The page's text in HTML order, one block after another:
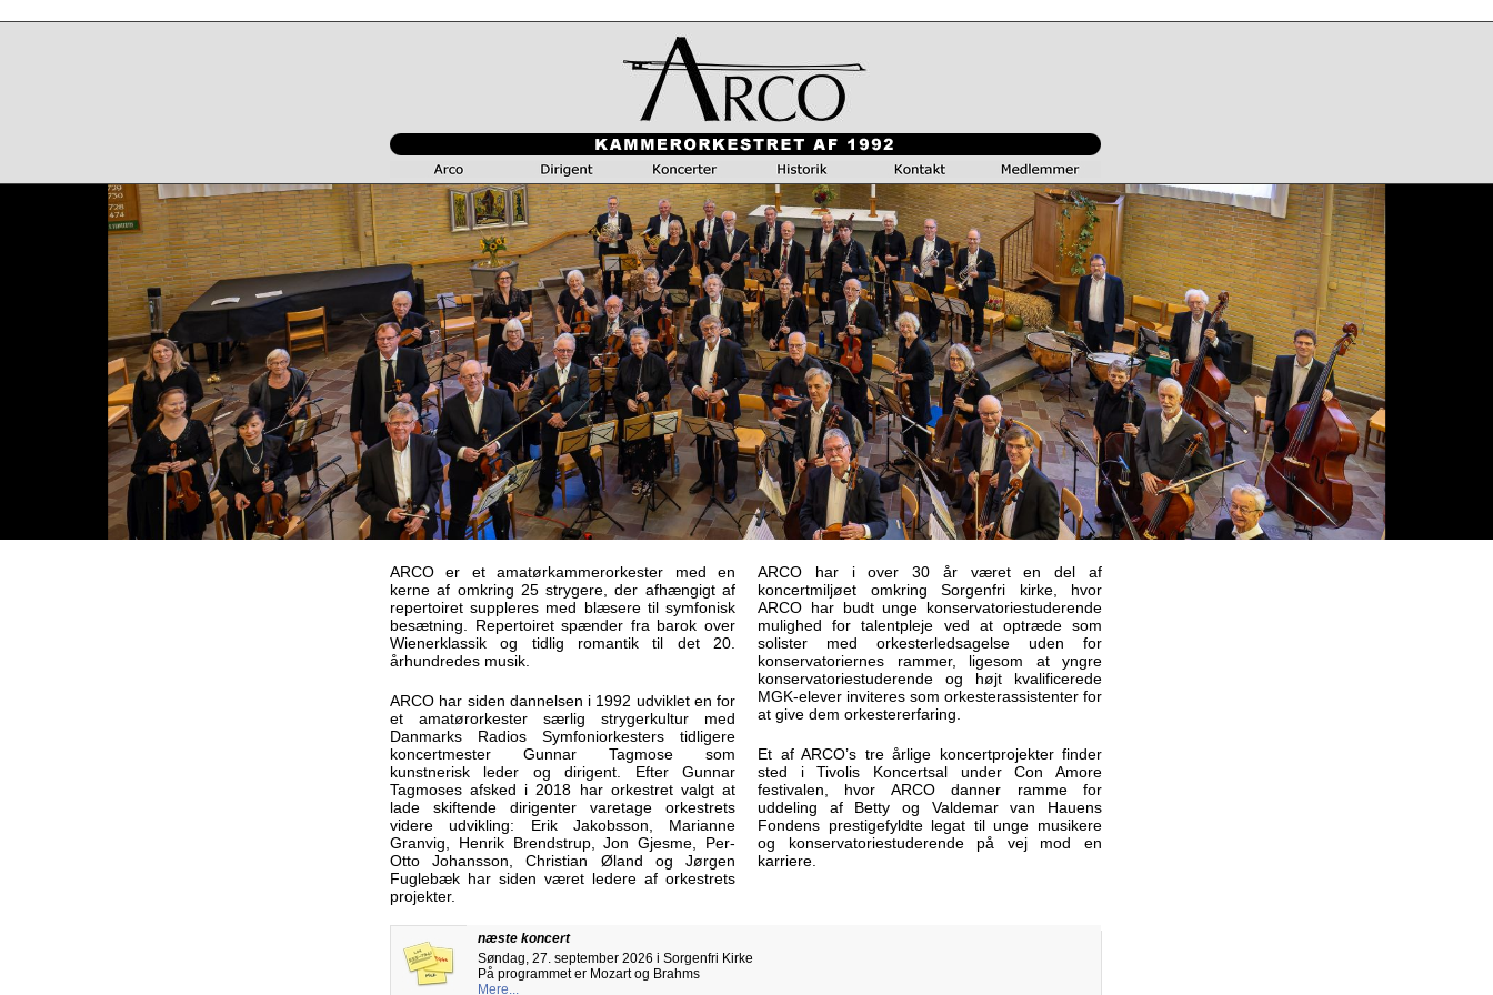
ARCO er et amatørkammerorkester med en
kerne af omkring 25 strygere, der afhængigt af
repertoiret suppleres med blæsere til symfonisk
besætning. Repertoiret spænder fra barok over
Wienerklassik og tidlig romantik til det 20.
århundredes musik.
ARCO har siden dannelsen i 1992 udviklet en for
et amatørorkester særlig strygerkultur med
Danmarks Radios Symfoniorkesters tidligere
koncertmester Gunnar Tagmose som
kunstnerisk leder og dirigent. Efter Gunnar
Tagmoses afsked i 2018 har orkestret valgt at
lade skiftende dirigenter varetage orkestrets
videre udvikling: Erik Jakobsson, Marianne
Granvig, Henrik Brendstrup, Jon Gjesme, Per-
Otto Johansson, Christian Øland og Jørgen
Fuglebæk har siden været ledere af orkestrets
projekter.
ARCO har i over 30 år været en del af
koncertmiljøet omkring Sorgenfri kirke, hvor
ARCO har budt unge konservatoriestuderende
mulighed for talentpleje ved at optræde som
solister med orkesterledsagelse uden for
konservatoriernes rammer, ligesom at yngre
konservatoriestuderende og højt kvalificerede
MGK-elever inviteres som orkesterassistenter for
at give dem orkestererfaring.
Et af ARCO’s tre årlige koncertprojekter finder
sted i Tivolis Koncertsal under Con Amore
festivalen, hvor ARCO danner ramme for
uddeling af Betty og Valdemar van Hauens
Fondens prestigefyldte legat til unge musikere
og konservatoriestuderende på vej mod en
karriere.
næste koncert
Søndag, 27. september 2026 i Sorgenfri Kirke
På programmet er Mozart og Brahms
Mere...